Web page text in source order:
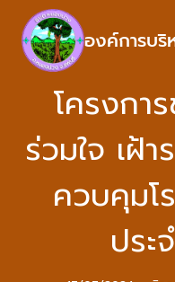
องค์การบ
โครงกา
ร่วมใจ เฝ้
ควบคุมโ
ประ